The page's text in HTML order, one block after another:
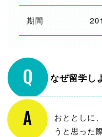
期間
なぜ留学し
おととしに
うと思った